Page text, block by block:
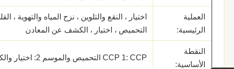
العملية
الرئيسية:
اختيار ، النقع والتلوين ، نزح المياه والتهوية ،
التحميص ، اختيار ، الكشف عن المعادن
النقطة
الأساسية:
CCP 1: CCP التحميص والموسم 2: اختيار والكشف عن المعادن